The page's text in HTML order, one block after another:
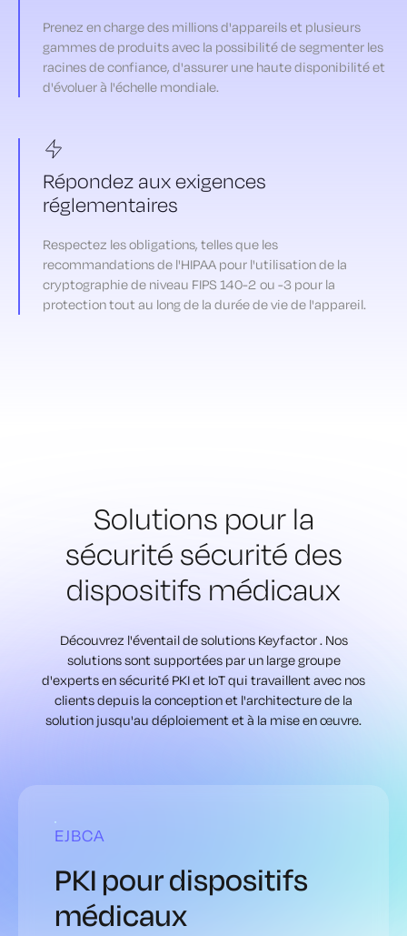
Prenez en charge des millions d'appareils et plusieurs
gammes de produits avec la possibilité de segmenter les
racines de confiance, d'assurer une haute disponibilité et
d'évoluer à l'échelle mondiale.
Répondez aux exigences
réglementaires
Respectez les obligations, telles que les
recommandations de l'HIPAA pour l'utilisation de la
cryptographie de niveau FIPS 140-2 ou -3 pour la
protection tout au long de la durée de vie de l'appareil.
Solutions pour la
sécurité sécurité des
dispositifs médicaux
Découvrez l'éventail de solutions Keyfactor . Nos
solutions sont supportées par un large groupe
d'experts en sécurité PKI et IoT qui travaillent avec nos
clients depuis la conception et l'architecture de la
solution jusqu'au déploiement et à la mise en œuvre.
EJBCA
PKI pour dispositifs
médicaux